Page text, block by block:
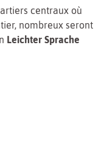
centraux où
nombreux seront
Leichter Sprache